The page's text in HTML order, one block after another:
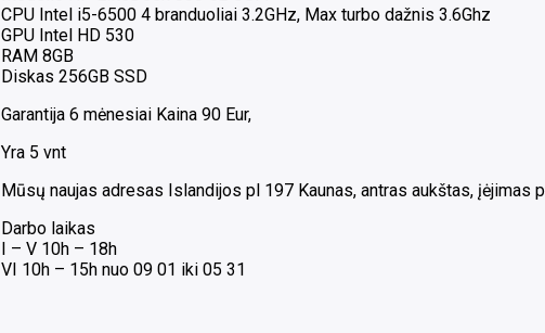
CPU Intel i5-6500 4 branduoliai 3.2GHz, Max turbo dažnis 3.6Ghz
GPU Intel HD 530
RAM 8GB
Diskas 256GB SSD
Garantija 6 mėnesiai Kaina 90 Eur,
Yra 5 vnt
Mūsų naujas adresas Islandijos pl 197 Kaunas, antras aukštas,
Darbo laikas
I – V 10h – 18h
VI 10h – 15h nuo 09 01 iki 05 31